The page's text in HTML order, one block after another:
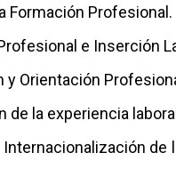
Formación Profesional.
e Inserción
y Orientación
de la experiencia
de